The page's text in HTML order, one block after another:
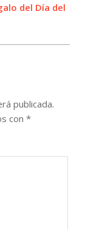
del Día del
publicada.
con *